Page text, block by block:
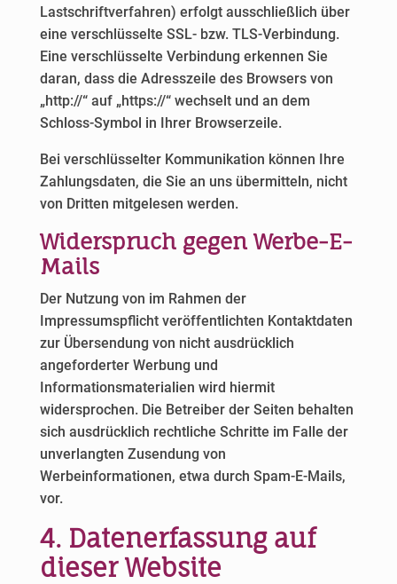
Lastschriftverfahren) erfolgt ausschließlich über
eine verschlüsselte SSL- bzw. TLS-Verbindung.
Eine verschlüsselte Verbindung erkennen Sie
daran, dass die Adresszeile des Browsers von
„http://“ auf „https://“ wechselt und an dem
Schloss-Symbol in Ihrer Browserzeile.
Bei verschlüsselter Kommunikation können Ihre
Zahlungsdaten, die Sie an uns übermitteln, nicht
von Dritten mitgelesen werden.
Widerspruch gegen Werbe-E-
Mails
Der Nutzung von im Rahmen der
Impressumspflicht veröffentlichten Kontaktdaten
zur Übersendung von nicht ausdrücklich
angeforderter Werbung und
Informationsmaterialien wird hiermit
widersprochen. Die Betreiber der Seiten behalten
sich ausdrücklich rechtliche Schritte im Falle der
unverlangten Zusendung von
Werbeinformationen, etwa durch Spam-E-Mails,
vor.
4. Datenerfassung auf
dieser Website